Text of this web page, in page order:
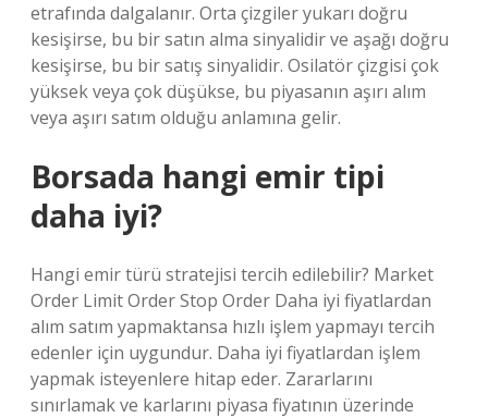
etrafında dalgalanır. Orta çizgiler yukarı doğru
kesişirse, bu bir satın alma sinyalidir ve aşağı doğru
kesişirse, bu bir satış sinyalidir. Osilatör çizgisi çok
yüksek veya çok düşükse, bu piyasanın aşırı alım
veya aşırı satım olduğu anlamına gelir.
Borsada hangi emir tipi
daha iyi?
Hangi emir türü stratejisi tercih edilebilir? Market
Order Limit Order Stop Order Daha iyi fiyatlardan
alım satım yapmaktansa hızlı işlem yapmayı tercih
edenler için uygundur. Daha iyi fiyatlardan işlem
yapmak isteyenlere hitap eder. Zararlarını
sınırlamak ve karlarını piyasa fiyatının üzerinde